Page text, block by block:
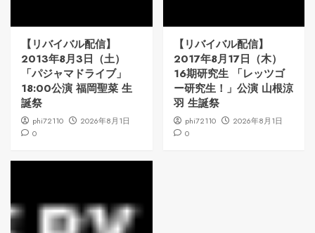
【リバイバル配信】
2013年8月3日（土）
「パジャマドライブ」
18:00公演 福岡聖菜 生
誕祭
phi72110
2026年8月1日
0
【リバイバル配信】
2017年8月17日（木）
16期研究生 「レッツゴ
ー研究生！」公演 山根涼
羽 生誕祭
phi72110
2026年8月1日
0